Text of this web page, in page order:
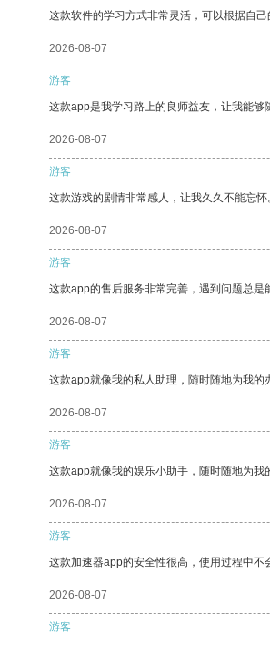
这款软件的学习方式非常灵活，可以根据自己
2026-08-07
游客
这款app是我学习路上的良师益友，让我能够
2026-08-07
游客
这款游戏的剧情非常感人，让我久久不能忘怀
2026-08-07
游客
这款app的售后服务非常完善，遇到问题总
2026-08-07
游客
这款app就像我的私人助理，随时随地为我
2026-08-07
游客
这款app就像我的娱乐小助手，随时随地为我
2026-08-07
游客
这款加速器app的安全性很高，使用过程中不
2026-08-07
游客